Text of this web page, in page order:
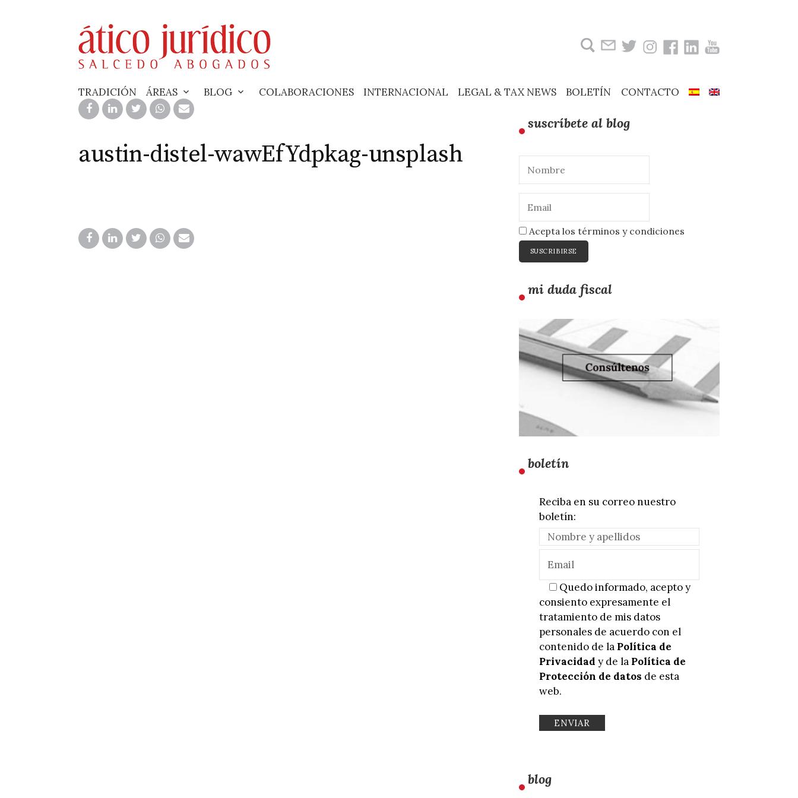
TRADICIÓN ÁREAS BLOG COLABORACIONES INTERNACIONAL LEGAL & TAX NEWS BOLETÍN CONTACTO
austin-distel-wawEfYdpkag-unsplash
suscríbete al blog
Acepta los términos y condiciones
mi duda fiscal
boletín
Reciba en su correo nuestro
boletín:
Quedo informado, acepto y
consiento expresamente el
tratamiento de mis datos
personales de acuerdo con el
contenido de la Política de
Privacidad y de la Política de
Protección de datos de esta
web.
blog